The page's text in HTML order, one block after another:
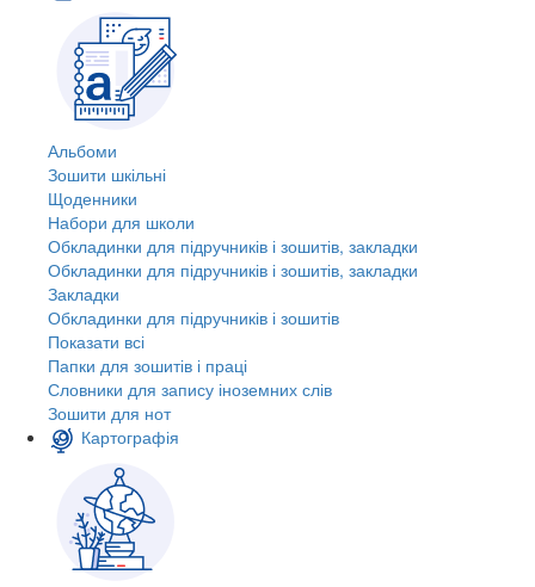
Альбоми
Зошити шкільні
Щоденники
Набори для школи
Обкладинки для підручників і зошитів, закладки
Обкладинки для підручників і зошитів, закладки
Закладки
Обкладинки для підручників і зошитів
Показати всі
Папки для зошитів і праці
Словники для запису іноземних слів
Зошити для нот
Картографія